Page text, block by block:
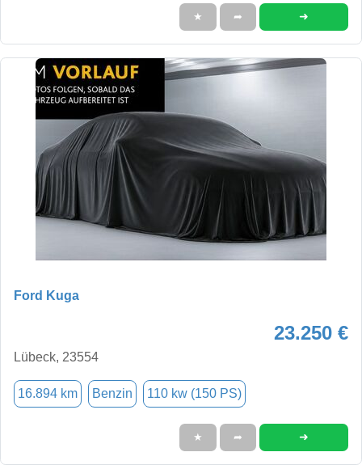
★ ➦ ➜
Ford Kuga
23.250 €
Lübeck, 23554
16.894 km Benzin 110 kw (150 PS)
★ ➦ ➜